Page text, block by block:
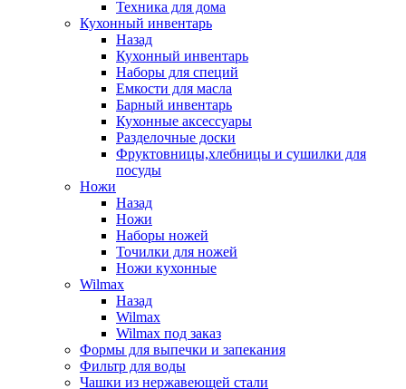
Техника для дома
Кухонный инвентарь
Назад
Кухонный инвентарь
Наборы для специй
Емкости для масла
Барный инвентарь
Кухонные аксессуары
Разделочные доски
Фруктовницы,хлебницы и сушилки для
посуды
Ножи
Назад
Ножи
Наборы ножей
Точилки для ножей
Ножи кухонные
Wilmax
Назад
Wilmax
Wilmax под заказ
Формы для выпечки и запекания
Фильтр для воды
Чашки из нержавеющей стали